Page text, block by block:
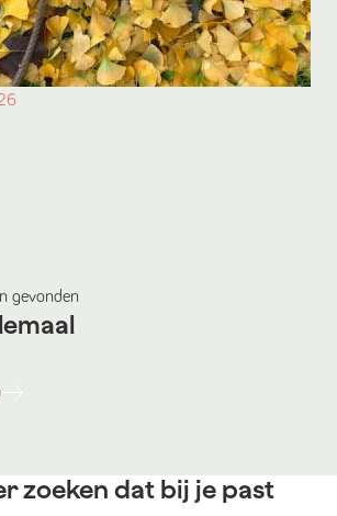
gevonden
zoeken dat bij je past